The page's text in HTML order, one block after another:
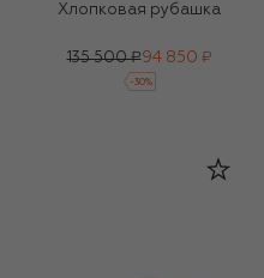
Хлопковая рубашка
135 500 ₽94 850 ₽
-30%